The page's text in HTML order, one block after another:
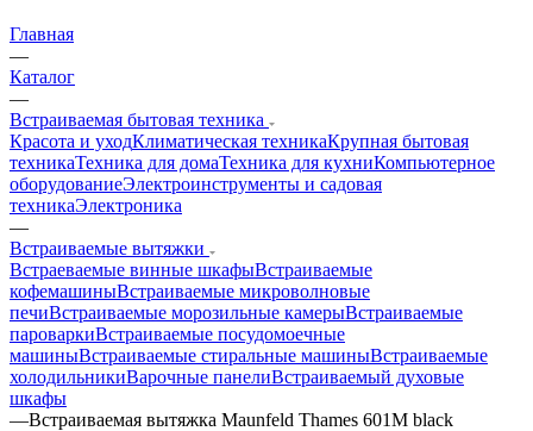
Главная
—
Каталог
—
Встраиваемая бытовая техника
Красота и уходКлиматическая техникаКрупная бытовая
техникаТехника для домаТехника для кухниКомпьютерное
оборудованиеЭлектроинструменты и садовая
техникаЭлектроника
—
Встраиваемые вытяжки
Встраеваемые винные шкафыВстраиваемые
кофемашиныВстраиваемые микроволновые
печиВстраиваемые морозильные камерыВстраиваемые
пароваркиВстраиваемые посудомоечные
машиныВстраиваемые стиральные машиныВстраиваемые
холодильникиВарочные панелиВстраиваемый духовые
шкафы
—Встраиваемая вытяжка Maunfeld Thames 601M black